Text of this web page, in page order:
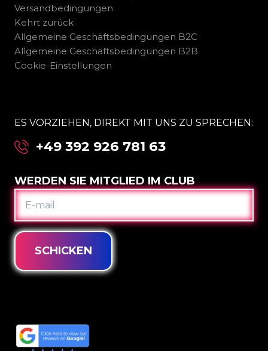
Versandbedingungen
Kehrt zurück
Allgemeine Geschäftsbedingungen B2C
Allgemeine Geschäftsbedingungen B2B
Cookie-Einstellungen
ES VORZIEHEN, DIREKT MIT UNS ZU SPRECHEN:
+49 392 926 781 63
WERDEN SIE MITGLIED IM CLUB
E-
MAIL
SCHICKEN